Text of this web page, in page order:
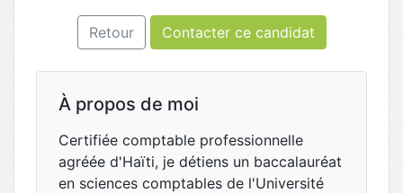
Retour Contacter ce candidat
À propos de moi
Certifiée comptable professionnelle
agréée d'Haïti, je détiens un baccalauréat
en sciences comptables de l'Université